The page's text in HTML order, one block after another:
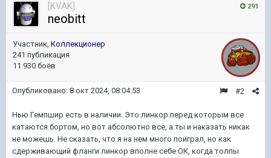
291
[KVAK]
neobitt
Участник, Коллекционер
241 публикация
11 930 боёв
#2
Опубликовано: 8 окт 2024, 08:04:53
Нью Гемпшир есть в наличии. Это линкор перед которым все
катаются бортом, но вот абсолютно все, а ты и наказать никак
не можешь. Не сказать, что я на нем много поиграл, но как
сдерживающий фланги линкор вполне себе ОК, когда толпы